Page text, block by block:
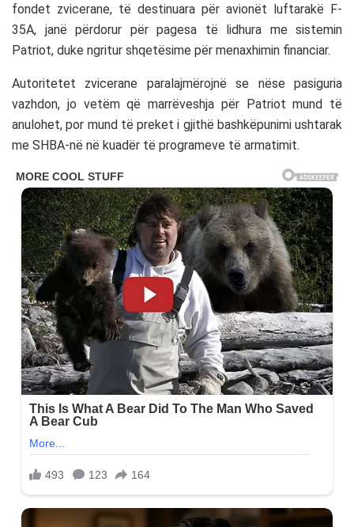
fondet zvicerane, të destinuara për avionët luftarakë F-
35A, janë përdorur për pagesa të lidhura me sistemin
Patriot, duke ngritur shqetësime për menaxhimin financiar.
Autoritetet zvicerane paralajmërojnë se nëse pasiguria
vazhdon, jo vetëm që marrëveshja për Patriot mund të
anulohet, por mund të preket i gjithë bashkëpunimi ushtarak
me SHBA-në në kuadër të programeve të armatimit.